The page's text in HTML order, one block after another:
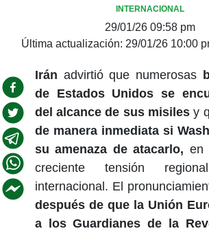
INTERNACIONAL
29/01/26 09:58 pm
Última actualización: 29/01/26 10:00
Irán advirtió que numerosas
de Estados Unidos se
del alcance de sus misiles y
de manera inmediata si
su amenaza de atacarlo, en
creciente tensión
internacional. El
después de que la Unión
a los Guardianes de la